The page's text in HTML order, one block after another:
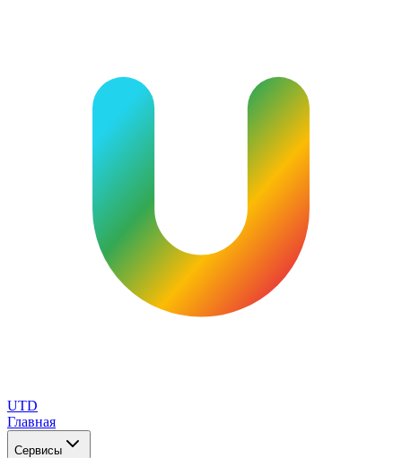
UTD
Главная
Сервисы